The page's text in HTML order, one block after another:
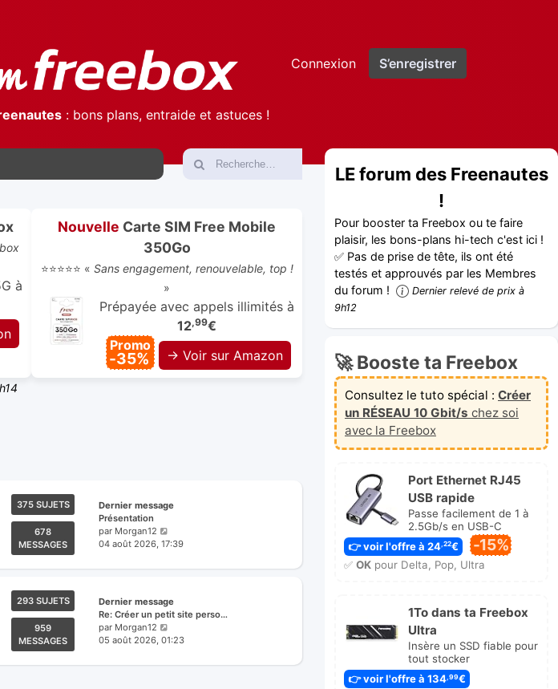
Connexion S’enregistrer
: bons plans, entraide et astuces !
à
Nouvelle Carte SIM Free Mobile
350Go
⭐⭐⭐⭐⭐ « Sans engagement, renouvelable, top !
»
Prépayée avec appels illimités à
12,99€
Promo
-35% → Voir sur Amazon
375 SUJETS
678
MESSAGES
Dernier message
Présentation
par Morgan12
le
message
04 août 2026, 17:39
293 SUJETS
959
MESSAGES
Dernier message
Re: Créer un petit site perso…
par Morgan12
le
message
05 août 2026, 01:23
LE forum des Freenautes
!
Pour booster ta Freebox ou te faire
plaisir, les bons-plans hi-tech c'est ici !
✅ Pas de prise de tête, ils ont été
testés et approuvés par les Membres
du forum !
Dernier relevé de prix à
9h12
🚀 Booste ta Freebox
Consultez le tuto spécial : Créer
un RÉSEAU 10 Gbit/s chez soi
avec la Freebox
Port Ethernet RJ45
USB rapide
Passe facilement de 1 à
2.5Gb/s en USB-C
👉 voir l'offre à 24,22€ -15%
✅ OKpour Delta, Pop, Ultra
1To dans ta Freebox
Ultra
Insère un SSD fiable pour
tout stocker
👉 voir l'offre à 134 ,99€